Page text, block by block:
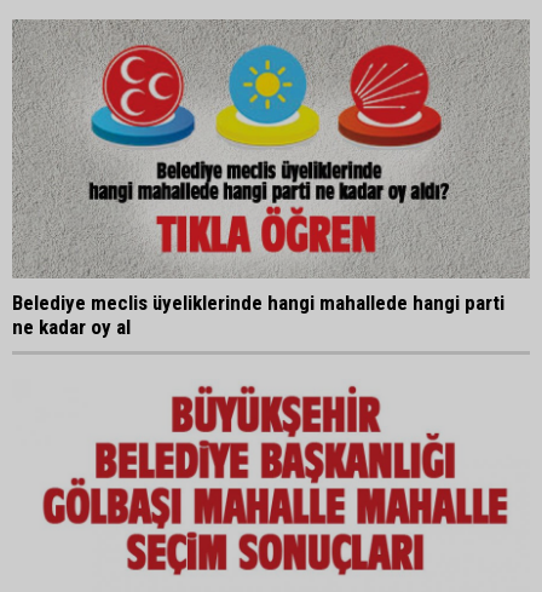
Belediye meclis üyeliklerinde hangi mahallede hangi parti
ne kadar oy al